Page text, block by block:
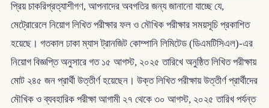
প্রিয় চাকরিপ্রত্যাশীগণ, আপনাদের অবগতির জন্য জানানো যাচ্ছে যে,
মেট্রোরেলে নিয়োগ লিখিত পরীক্ষার ফল ও মৌখিক পরীক্ষার সময়সূচি প্রকাশিত
হয়েছে। গতকাল ঢাকা ম্যাস ট্রানজিট কোম্পানি লিমিটেড (ডিএমটিসিএল)-এর
নিয়োগ বিজ্ঞপ্তি অনুসারে গত ১৫ আগস্ট, ২০২৫ তারিখে অনুষ্ঠিত লিখিত পরীক্ষায়
মোট ২৪৫ জন প্রার্থী উত্তীর্ণ হয়েছেন। উক্ত লিখিত পরীক্ষায় উত্তীর্ণ প্রার্থীদের
মৌখিক ও ব্যবহারিক পরীক্ষা আগামী ২৭ থেকে ৩০ আগস্ট, ২০২৫ তারিখ পর্যন্ত